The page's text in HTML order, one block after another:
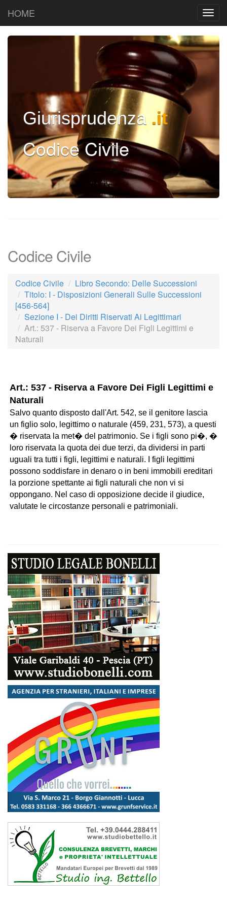
HOME
Giurisprudenza .it
Codice Civile
Codice Civile
Codice Civile
Libro Secondo: Delle Successioni
Titolo: I - Disposizioni Generali Sulle Successioni
[456-564]
Sezione I - Dei Diritti Riservati Ai Legittimari
Art.: 537 - Riserva a Favore Dei Figli Legittimi e
Naturali
Art.: 537 - Riserva a Favore Dei Figli Legittimi e
Naturali
Salvo quanto disposto dall'Art. 542, se il genitore lascia
un figlio solo, legittimo o naturale (459, 231, 573), a questi
� riservata la met� del patrimonio. Se i figli sono pi�, �
loro riservata la quota dei due terzi, da dividersi in parti
uguali tra tutti i figli, legittimi e naturali. I figli legittimi
possono soddisfare in denaro o in beni immobili ereditari
la porzione spettante ai figli naturali che non vi si
oppongano. Nel caso di opposizione decide il giudice,
valutate le circostanze personali e patrimoniali.